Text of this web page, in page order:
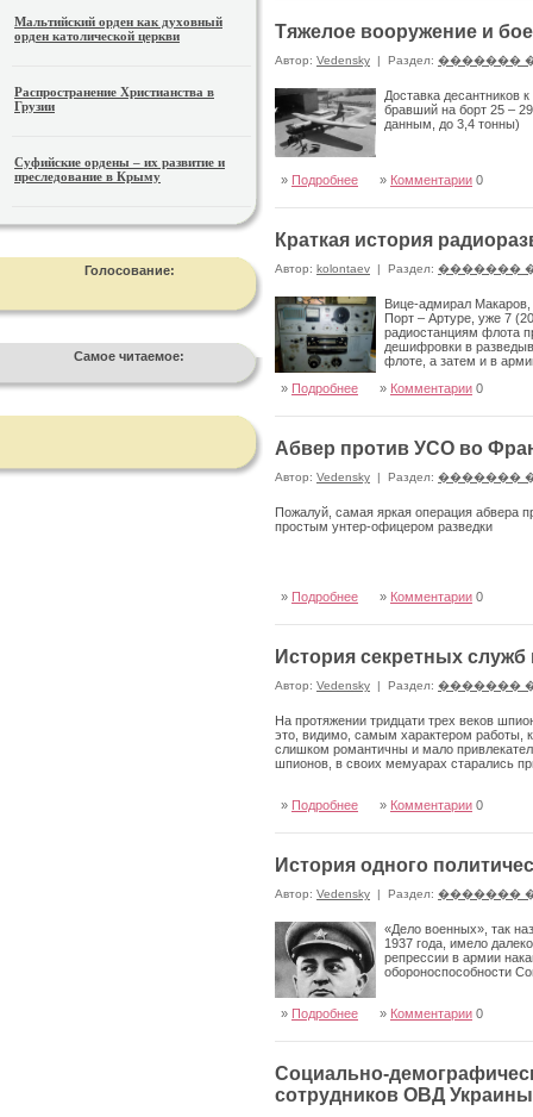
Мальтийский орден как духовный
орден католической церкви
Распространение Христианства в
Грузии
Суфийские ордены – их развитие и
преследование в Крыму
Голосование:
Самое читаемое:
Тяжелое вооружение и
Автор: Vedensky | Раздел: �������
Доставка десантников
бравший на борт 25 –
данным, до 3,4 тонны)
» Подробнее » Комментарии 0
Краткая история
Автор: kolontaev | Раздел: �������
Вице-адмирал Макаров,
Порт – Артуре, уже 7
радиостанциям флота
дешифровки в
флоте, а затем и в
» Подробнее » Комментарии 0
Абвер против УСО во
Автор: Vedensky | Раздел: �������
Пожалуй, самая яркая операция абвера
простым унтер-офицером разведки
» Подробнее » Комментарии 0
История секретных служб
Автор: Vedensky | Раздел: �������
На протяжении тридцати трех веков
это, видимо, самым характером работы,
слишком романтичны и мало
шпионов, в своих мемуарах старались
» Подробнее » Комментарии 0
История одного
Автор: Vedensky | Раздел: �������
«Дело военных», так
1937 года, имело
репрессии в армии
обороноспособности
» Подробнее » Комментарии 0
Социально-
сотрудников ОВД